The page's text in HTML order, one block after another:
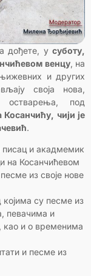
дођете, у суботу,
венцу, на
и других
своја нова,
остварења, под
чији је
.
писац и акадмемик
на Косанчићевом
из своје нове
су песме из
певачима и
као и о временима
и песме из